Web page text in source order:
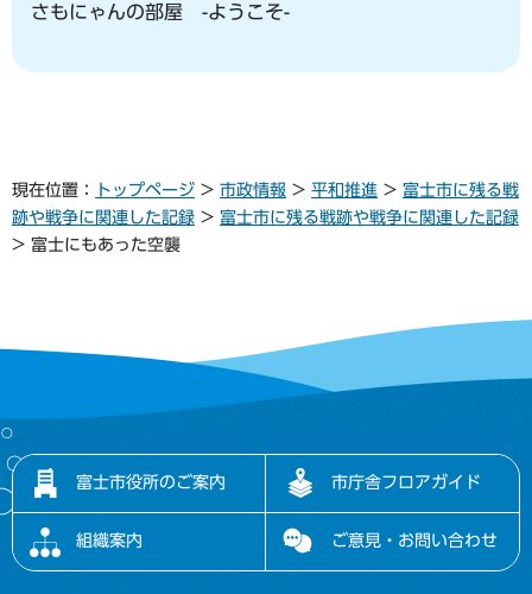
さもにゃんの部屋 -ようこそ-
現在位置： トップページ > 市政情報 > 平和推進 > 富士市に残る戦
跡や戦争に関連した記録 > 富士市に残る戦跡や戦争に関連した記録
> 富士にもあった空襲
富士市役所のご案内 市庁舎フロアガイド
組織案内 ご意見・お問い合わせ